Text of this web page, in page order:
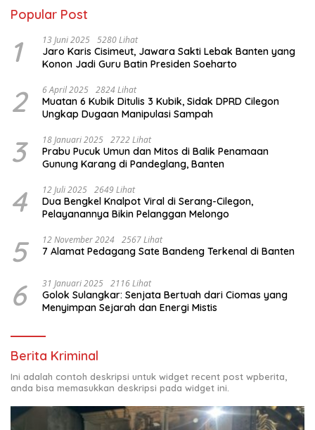
Popular Post
1 13 Juni 2025 5280 Lihat
Jaro Karis Cisimeut, Jawara Sakti Lebak Banten yang
Konon Jadi Guru Batin Presiden Soeharto
2 6 April 2025 2824 Lihat
Muatan 6 Kubik Ditulis 3 Kubik, Sidak DPRD Cilegon
Ungkap Dugaan Manipulasi Sampah
3 18 Januari 2025 2722 Lihat
Prabu Pucuk Umun dan Mitos di Balik Penamaan
Gunung Karang di Pandeglang, Banten
4 12 Juli 2025 2649 Lihat
Dua Bengkel Knalpot Viral di Serang-Cilegon,
Pelayanannya Bikin Pelanggan Melongo
5 12 November 2024 2567 Lihat
7 Alamat Pedagang Sate Bandeng Terkenal di Banten
6 31 Januari 2025 2116 Lihat
Golok Sulangkar: Senjata Bertuah dari Ciomas yang
Menyimpan Sejarah dan Energi Mistis
Berita Kriminal
Ini adalah contoh deskripsi untuk widget recent post wpberita,
anda bisa memasukkan deskripsi pada widget ini.